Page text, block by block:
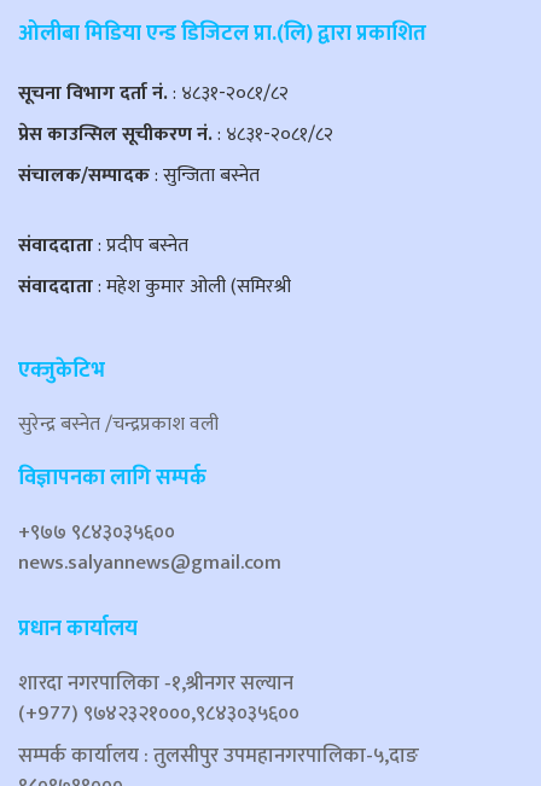
ओलीबा मिडिया एन्ड डिजिटल प्रा.(लि) द्वारा प्रकाशित
सूचना विभाग दर्ता नं.: ४८३१-२०८१/८२
प्रेस काउन्सिल सूचीकरण नं.: ४८३१-२०८१/८२
संचालक/सम्पादक: सुन्जिता बस्नेत
संवाददाता: प्रदीप बस्नेत
संवाददाता: महेश कुमार ओली (समिरश्री
एक्जुकेटिभ
सुरेन्द्र बस्नेत /चन्द्रप्रकाश वली
विज्ञापनका लागि सम्पर्क
+९७७ ९८४३०३५६००
news.salyannews@gmail.com
प्रधान कार्यालय
शारदा नगरपालिका ‐१,श्रीनगर सल्यान
(+977) ९७४२३२१०००,९८४३०३५६००
सम्पर्क कार्यालय : तुलसीपुर उपमहानगरपालिका-५,दाङ